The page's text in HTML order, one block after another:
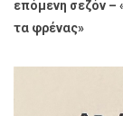
επόμενη σεζόν –
τα φρένας»